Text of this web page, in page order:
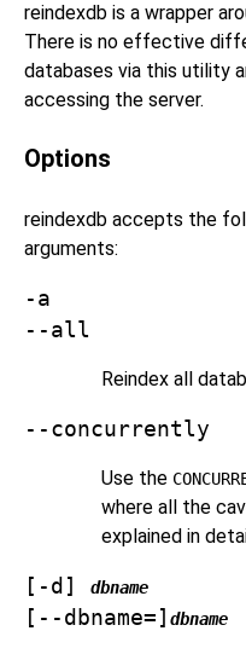
reindexdb is a wrapper
There is no effective
databases via this utility
accessing the server.
Options
reindexdb accepts the
arguments:
-a
--all
Reindex all
--concurrently
Use the
where all the
explained in
[ -d ] dbname
[ --dbname= ] dbname